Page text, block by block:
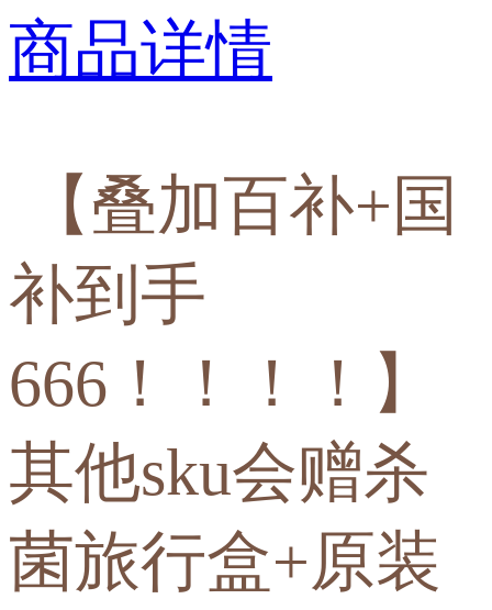
商品详情
【叠加百补+国
补到手
666！！！！】
其他sku会赠杀
菌旅行盒+原装